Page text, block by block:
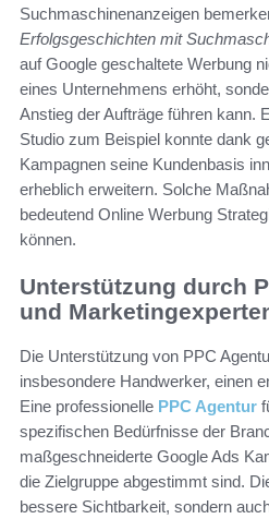
Suchmaschinenanzeigen
Erfolgsgeschichten mit
auf Google geschaltete Werbung
eines Unternehmens erhöht,
Anstieg der Aufträge führen kann.
Studio zum Beispiel konnte dank
Kampagnen seine Kundenbasis
erheblich erweitern. Solche
bedeutend Online Werbung
können.
Unterstützung durch
und
Die Unterstützung von PPC
insbesondere Handwerker, einen
Eine professionelle PPC Agentur
spezifischen Bedürfnisse der
maßgeschneiderte Google Ads
die Zielgruppe abgestimmt sind.
bessere Sichtbarkeit, sondern